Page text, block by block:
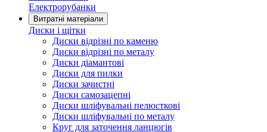
Електрорубанки
Витратні матеріали
Диски і щітки
Диски відрізні по каменю
Диски відрізні по металу
Диски діамантові
Диски для пилки
Диски зачистні
Диски самозацепні
Диски шліфувальні пелюсткові
Диски шліфувальні по металу
Круг для заточення ланцюгів